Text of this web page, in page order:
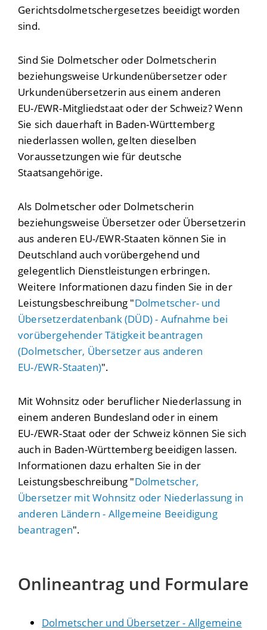
Gerichtsdolmetschergesetzes beeidigt worden
sind.
Sind Sie Dolmetscher oder Dolmetscherin
beziehungsweise Urkundenübersetzer oder
Urkundenübersetzerin aus einem anderen
EU-/EWR-Mitgliedstaat oder der Schweiz? Wenn
Sie sich dauerhaft in Baden-Württemberg
niederlassen wollen, gelten dieselben
Voraussetzungen wie für deutsche
Staatsangehörige.
Als Dolmetscher oder Dolmetscherin
beziehungsweise Übersetzer oder Übersetzerin
aus anderen EU-/EWR-Staaten können Sie in
Deutschland auch vorübergehend und
gelegentlich Dienstleistungen erbringen.
Weitere Informationen dazu finden Sie in der
Leistungsbeschreibung "Dolmetscher- und
Übersetzerdatenbank (DÜD) - Aufnahme bei
vorübergehender Tätigkeit beantragen
(Dolmetscher, Übersetzer aus anderen
EU-/EWR-Staaten)".
Mit Wohnsitz oder beruflicher Niederlassung in
einem anderen Bundesland oder in einem
EU-/EWR-Staat oder der Schweiz können Sie sich
auch in Baden-Württemberg beeidigen lassen.
Informationen dazu erhalten Sie in der
Leistungsbeschreibung "Dolmetscher,
Übersetzer mit Wohnsitz oder Niederlassung in
anderen Ländern - Allgemeine Beeidigung
beantragen".
Onlineantrag und Formulare
Dolmetscher und Übersetzer - Allgemeine